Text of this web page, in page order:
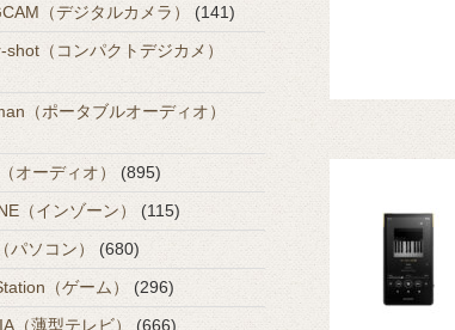
（デジタルカメラ）
(141)
shot（コンパクトデジカメ）
（ポータブルオーディオ）
オーディオ）
(895)
（インゾーン）
(115)
パソコン）
(680)
（ゲーム）
(296)
（薄型テレビ）
(666)